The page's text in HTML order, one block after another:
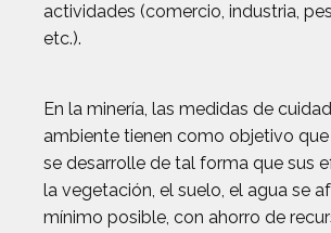
actividades (comercio, industria,
etc.).
En la minería, las medidas de
ambiente tienen como objetivo
se desarrolle de tal forma que sus
la vegetación, el suelo, el agua se
mínimo posible, con ahorro de